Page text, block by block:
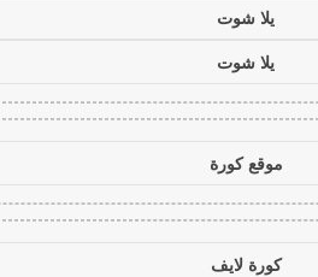
يلا شوت
يلا شوت
موقع كورة
كورة لايف